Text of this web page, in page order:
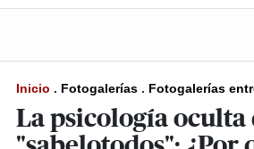
Inicio . Fotogalerías . Fotogalerías
La psicología oculta